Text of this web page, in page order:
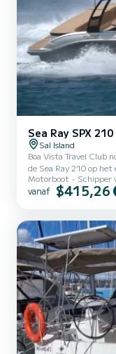
Sea Ray SPX 210
Sal Island
Boa Vista Travel
de Sea Ray 210 op het
bieden tochten aan
stellen, waaronder:
de tocht: 3 uur Vertrek: 10u of 13u
zuidwestelijke kust
Motorboot Schipper
vanaf $415,26